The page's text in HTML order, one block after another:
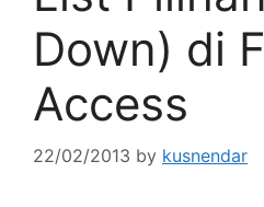
Down) di
Access
22/02/2013 by kusnendar